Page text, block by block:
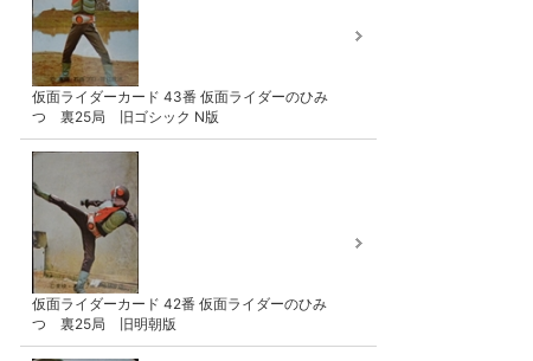
仮面ライダーカード 43番 仮面ライダーのひみ
つ 裏25局 旧ゴシック N版
仮面ライダーカード 42番 仮面ライダーのひみ
つ 裏25局 旧明朝版